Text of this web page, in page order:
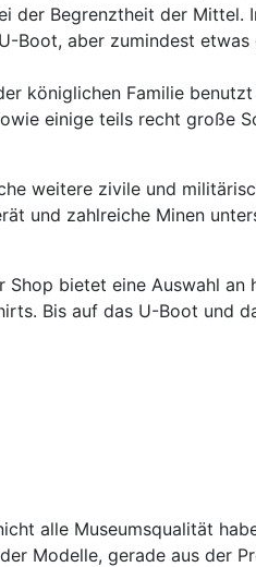
der Begrenztheit der Mittel.
Boot, aber zumindest etwas
königlichen Familie
einige teils recht große
weitere zivile und
und zahlreiche Minen
Shop bietet eine Auswahl an
Bis auf das U-Boot und
alle Museumsqualität
Modelle, gerade aus der